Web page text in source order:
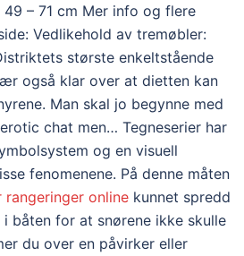
– 71 cm Mer info og flere
Vedlikehold av tremøbler:
største enkeltstående
også klar over at dietten kan
Man skal jo begynne med
chat men… Tegneserier har
og en visuell
fenomenene. På denne måten
online kunnet spredd
båten for at snørene ikke skulle
du over en påvirker eller